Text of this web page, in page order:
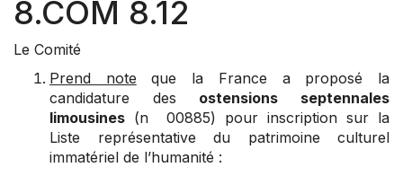
8.COM 8.12
Le Comité
Prend note que la France a proposé la
candidature des ostensions septennales
limousines (n 00885) pour inscription sur la
Liste représentative du patrimoine culturel
immatériel de l’humanité :